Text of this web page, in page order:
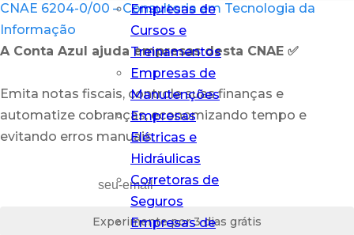
Empresas de
Cursos e
Treinamentos
Empresas de
Manutenções
Empresas
Elétricas e
Hidráulicas
Corretoras de
Seguros
Empresas de
ERP Conta Azul
CNAE 6204-0/00 – Consultoria em Tecnologia da
Informação
A Conta Azul ajuda empresas desta CNAE ✅
Emita notas fiscais, controle suas finanças e
automatize cobranças, economizando tempo e
evitando erros manuais.
Experimente por 3 dias grátis